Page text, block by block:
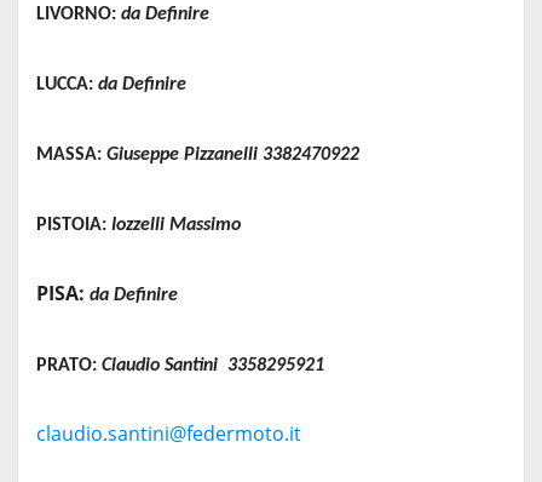
LIVORNO: da Definire
LUCCA: da Definire
MASSA: Giuseppe Pizzanelli 3382470922
PISTOIA: Iozzelli Massimo
PISA: da Definire
PRATO: Claudio Santini 3358295921
claudio.santini@federmoto.it